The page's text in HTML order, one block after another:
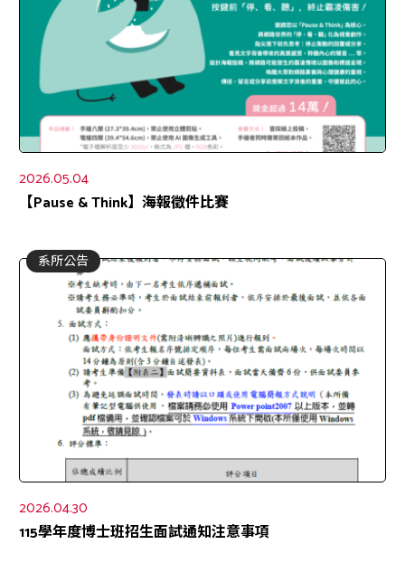
2026.05.04
【Pause & Think】海報徵件比賽
系所公告
2026.04.30
115學年度博士班招生面試通知注意事項